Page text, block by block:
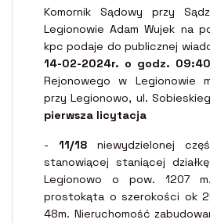
Komornik Sądowy przy
Legionowie Adam Wujek na
kpc podaje do publicznej
14-02-2024r. o godz. 09:40
Rejonowego w Legionowie
przy Legionowo, ul.
pierwsza licytacja
- 11/18 niewydzielonej
stanowiącej staniącej
Legionowo o pow. 1207
prostokąta o szerokości ok
48m. Nieruchomość